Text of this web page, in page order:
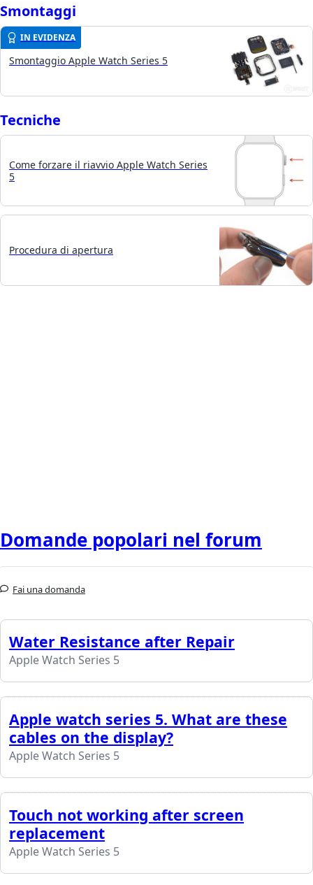
Smontaggi
IN EVIDENZA
Smontaggio Apple Watch Series 5
Tecniche
Come forzare il riavvio Apple Watch Series
5
Procedura di apertura
Domande popolari nel forum
Fai una domanda
Water Resistance after Repair
Apple Watch Series 5
Apple watch series 5. What are these
cables on the display?
Apple Watch Series 5
Touch not working after screen
replacement
Apple Watch Series 5